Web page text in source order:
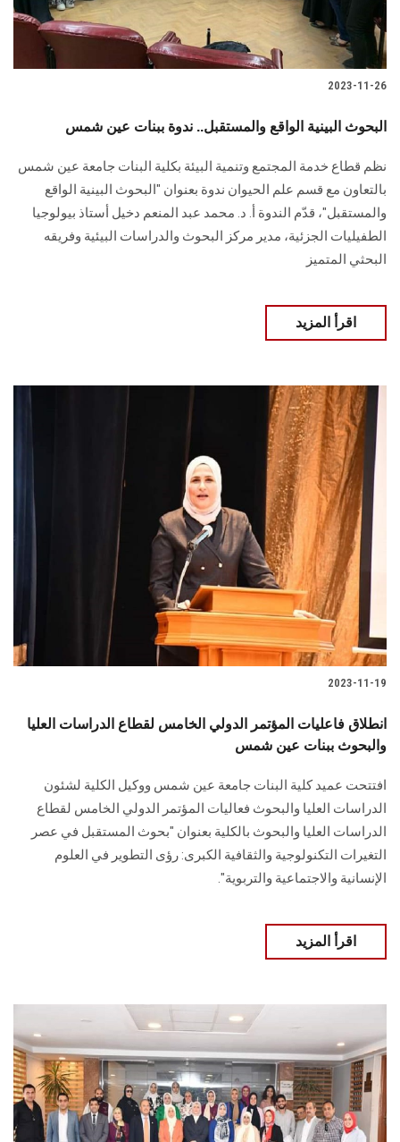
الدراسات العليا
الزائـرون
سجل الان
2023-11-26
البحوث البينية الواقع والمستقبل.. ندوة ببنات عين شمس
نظم قطاع خدمة المجتمع وتنمية البيئة بكلية البنات جامعة عين شمس
بالتعاون مع قسم علم الحيوان ندوة بعنوان "البحوث البينية الواقع
والمستقبل"، قدّم الندوة أ. د. محمد عبد المنعم دخيل أستاذ بيولوجيا
الطفيليات الجزئية، مدير مركز البحوث والدراسات البيئية وفريقه
البحثي المتميز
اقرأ المزيد
2023-11-19
انطلاق فاعليات المؤتمر الدولي الخامس لقطاع الدراسات العليا
والبحوث ببنات عين شمس
افتتحت عميد كلية البنات جامعة عين شمس ووكيل الكلية لشئون
الدراسات العليا والبحوث فعاليات المؤتمر الدولي الخامس لقطاع
الدراسات العليا والبحوث بالكلية بعنوان "بحوث المستقبل في عصر
التغيرات التكنولوجية والثقافية الكبرى: رؤى التطوير في العلوم
الإنسانية والاجتماعية والتربوية".
اقرأ المزيد